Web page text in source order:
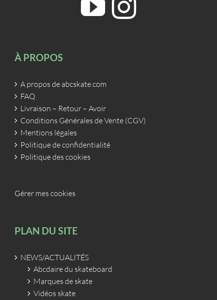
À PROPOS
A propos de abcskate.com
FAQ
Livraison – Retour – Avoir
Conditions Générales de Vente (CGV)
Mentions légales
Politique de confidentialité
Politique des cookies
Gérer mes cookies
PLAN DU SITE
NEWS/ACTUALITÉS
Abcdaire du skateboard
Marques de skate
Vidéos skate